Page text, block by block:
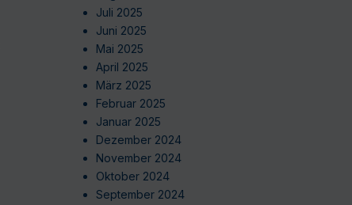
Juli 2025
Juni 2025
Mai 2025
April 2025
März 2025
Februar 2025
Januar 2025
Dezember 2024
November 2024
Oktober 2024
September 2024